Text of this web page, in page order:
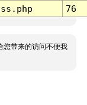
76
您带来的访问不便我